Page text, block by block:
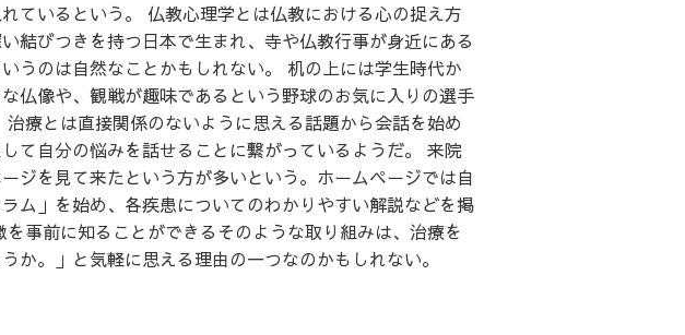
ているという。 仏教心理学とは仏教における心の捉え方
結びつきを持つ日本で生まれ、寺や仏教行事が身近にある
うのは自然なことかもしれない。 机の上には学生時代か
仏像や、観戦が趣味であるという野球のお気に入りの選手
療とは直接関係のないように思える話題から会話を始め
て自分の悩みを話せることに繋がっているようだ。 来院
ジを見て来たという方が多いという。ホームページでは自
ム」を始め、各疾患についてのわかりやすい解説などを掲
事前に知ることができるそのような取り組みは、治療を
か。」と気軽に思える理由の一つなのかもしれない。